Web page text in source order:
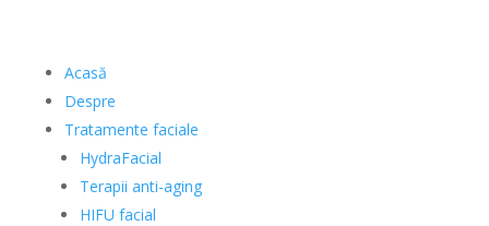
Acasă
Despre
Tratamente faciale
HydraFacial
Terapii anti-aging
HIFU facial